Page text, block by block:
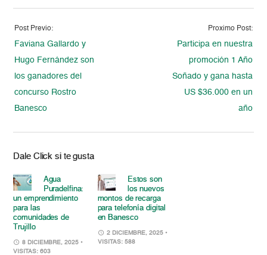
Post Previo:
Faviana Gallardo y
Hugo Fernández son
los ganadores del
concurso Rostro
Banesco
Proximo Post:
Participa en nuestra
promoción 1 Año
Soñado y gana hasta
US $36.000 en un
año
Dale Click si te gusta
Agua
Puradelfina:
un emprendimiento
para las
comunidades de
Trujillo
8 DICIEMBRE, 2025 •
VISITAS: 603
Estos son
los nuevos
montos de recarga
para telefonía digital
en Banesco
2 DICIEMBRE, 2025 •
VISITAS: 588